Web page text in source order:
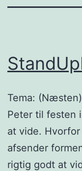
Tema:
Peter til festen
at vide.
afsender
rigtig godt at